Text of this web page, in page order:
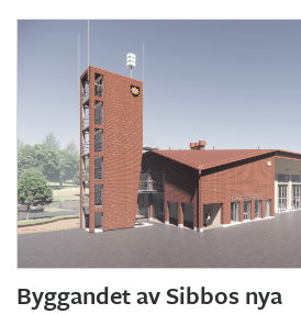
Byggandet av Sibbos nya